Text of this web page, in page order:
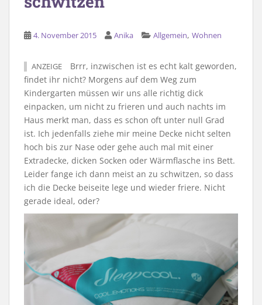
4. November 2015 Anika Allgemein, Wohnen
ANZEIGE
Brrr, inzwischen ist es echt kalt geworden,
findet ihr nicht? Morgens auf dem Weg zum
Kindergarten müssen wir uns alle richtig dick
einpacken, um nicht zu frieren und auch nachts im
Haus merkt man, dass es schon oft unter null Grad
ist. Ich jedenfalls ziehe mir meine Decke nicht selten
hoch bis zur Nase oder gehe auch mal mit einer
Extradecke, dicken Socken oder Wärmflasche ins Bett.
Leider fange ich dann meist an zu schwitzen, so dass
ich die Decke beiseite lege und wieder friere. Nicht
gerade ideal, oder?